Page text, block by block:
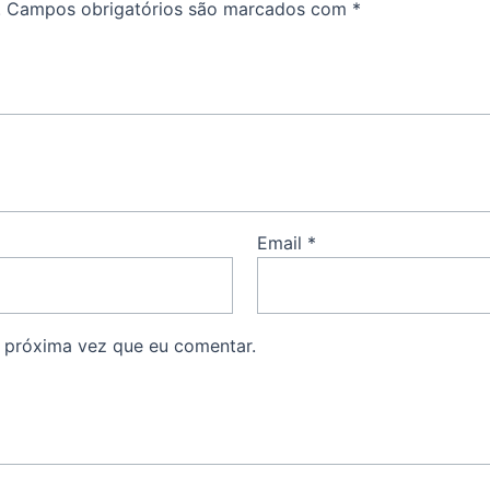
Campos obrigatórios são marcados com *
Email *
vez que eu comentar.